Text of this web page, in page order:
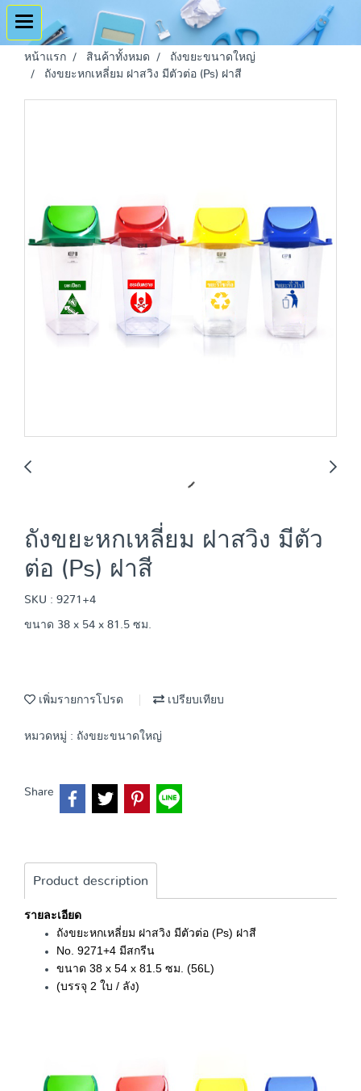
หน้าแรก สินค้าทั้งหมด
ถังขยะขนาดใหญ่
ถังขยะหกเหลี่ยม ฝาสวิง มีตัวต่อ (Ps) ฝาสี
ถังขยะหกเหลี่ยม ฝาสวิง มีตัว
ต่อ (Ps) ฝาสี
SKU : 9271+4
ขนาด 38 x 54 x 81.5 ซม.
เพิ่มรายการโปรด เปรียบเทียบ
หมวดหมู่ : ถังขยะขนาดใหญ่
Share
Product description
รายละเอียด
ถังขยะหกเหลี่ยม ฝาสวิง มีตัวต่อ (Ps) ฝาสี
No. 9271+4 มีสกรีน
ขนาด 38 x 54 x 81.5 ซม. (56L)
(บรรจุ 2 ใบ / ลัง)